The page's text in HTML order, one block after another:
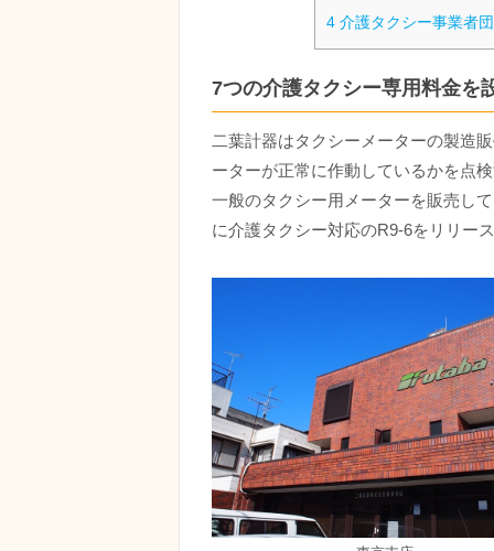
4 介護タクシー事業者
7つの介護タクシー専用料金を
二葉計器はタクシーメーターの製造
ーターが正常に作動しているかを点
一般のタクシー用メーターを販売し
に介護タクシー対応のR9-6をリリー